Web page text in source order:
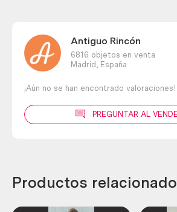
Antiguo Rincón
6816 objetos en venta
Madrid,
España
¡Aún no se han encontrado valoraciones!
PREGUNTAR AL
Productos